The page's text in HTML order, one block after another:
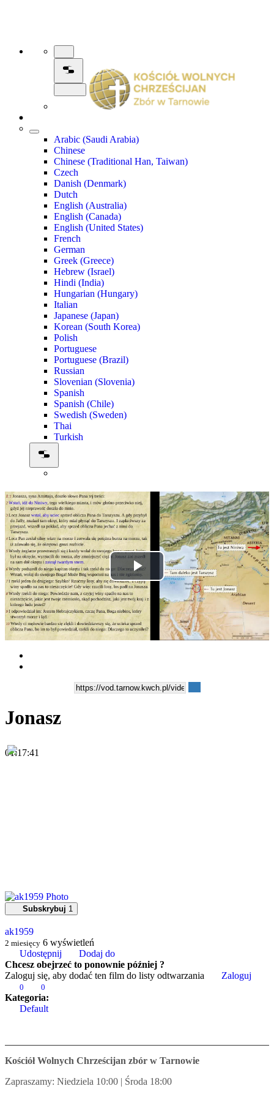
Arabic (Saudi Arabia)
Chinese
Chinese (Traditional Han, Taiwan)
Czech
Danish (Denmark)
Dutch
English (Australia)
English (Canada)
English (United States)
French
German
Greek (Greece)
Hebrew (Israel)
Hindi (India)
Hungarian (Hungary)
Italian
Japanese (Japan)
Korean (South Korea)
Polish
Portuguese
Portuguese (Brazil)
Russian
Slovenian (Slovenia)
Spanish
Spanish (Chile)
Swedish (Sweden)
Thai
Turkish
Play
Video
Jonasz
01:17:41
Subskrybuj 1
ak1959
2 miesięcy 6 wyświetleń
Udostępnij
Dodaj do
Chcesz obejrzeć to ponownie później ?
Zaloguj się, aby dodać ten film do listy odtwarzania
Zaloguj
0 0
Kategoria:
Default
Kościół Wolnych Chrześcijan zbór w Tarnowie
Zapraszamy: Niedziela 10:00 | Środa 18:00